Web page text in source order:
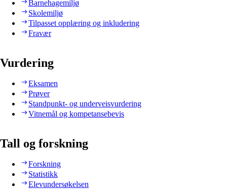
Barnehagemiljø
Skolemiljø
Tilpasset opplæring og inkludering
Fravær
Vurdering
Eksamen
Prøver
Standpunkt- og underveisvurdering
Vitnemål og kompetansebevis
Tall og forskning
Forskning
Statistikk
Elevundersøkelsen